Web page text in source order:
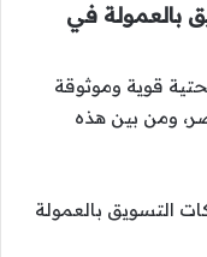
بالعمولة في
قوية وموثوقة
ومن بين هذه
التسويق بالعمولة